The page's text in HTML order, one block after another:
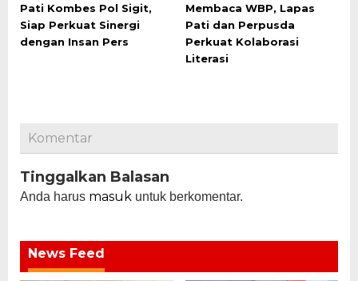
Pati Kombes Pol Sigit,
Siap Perkuat Sinergi
dengan Insan Pers
Membaca WBP, Lapas
Pati dan Perpusda
Perkuat Kolaborasi
Literasi
Komentar
Tinggalkan Balasan
Anda harus masuk untuk berkomentar.
News Feed